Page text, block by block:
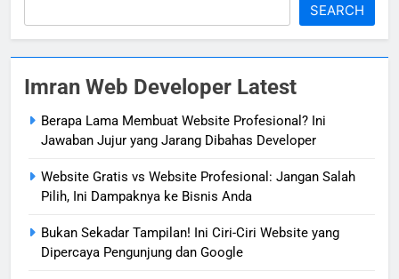
SEARCH
Imran Web Developer Latest
Berapa Lama Membuat Website Profesional? Ini
Jawaban Jujur yang Jarang Dibahas Developer
Website Gratis vs Website Profesional: Jangan Salah
Pilih, Ini Dampaknya ke Bisnis Anda
Bukan Sekadar Tampilan! Ini Ciri-Ciri Website yang
Dipercaya Pengunjung dan Google